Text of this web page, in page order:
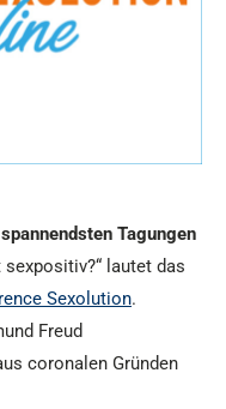
Tagungen
sexpositiv?“ lautet das
Sexolution.
Freud
coronalen Gründen